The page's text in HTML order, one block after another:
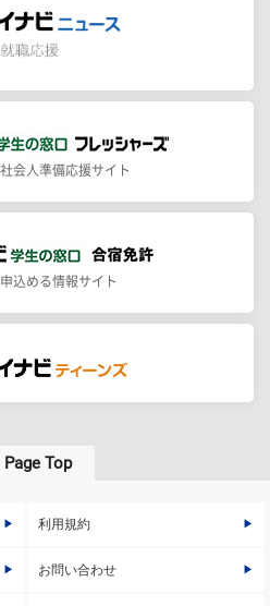
会人準備応援サイト
込める情報サイト
Page Top
利用規約
お問い合わせ